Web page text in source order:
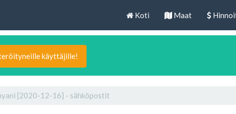
Koti Maat
käyttäjille!
[2020-12-16] - sähköpostit